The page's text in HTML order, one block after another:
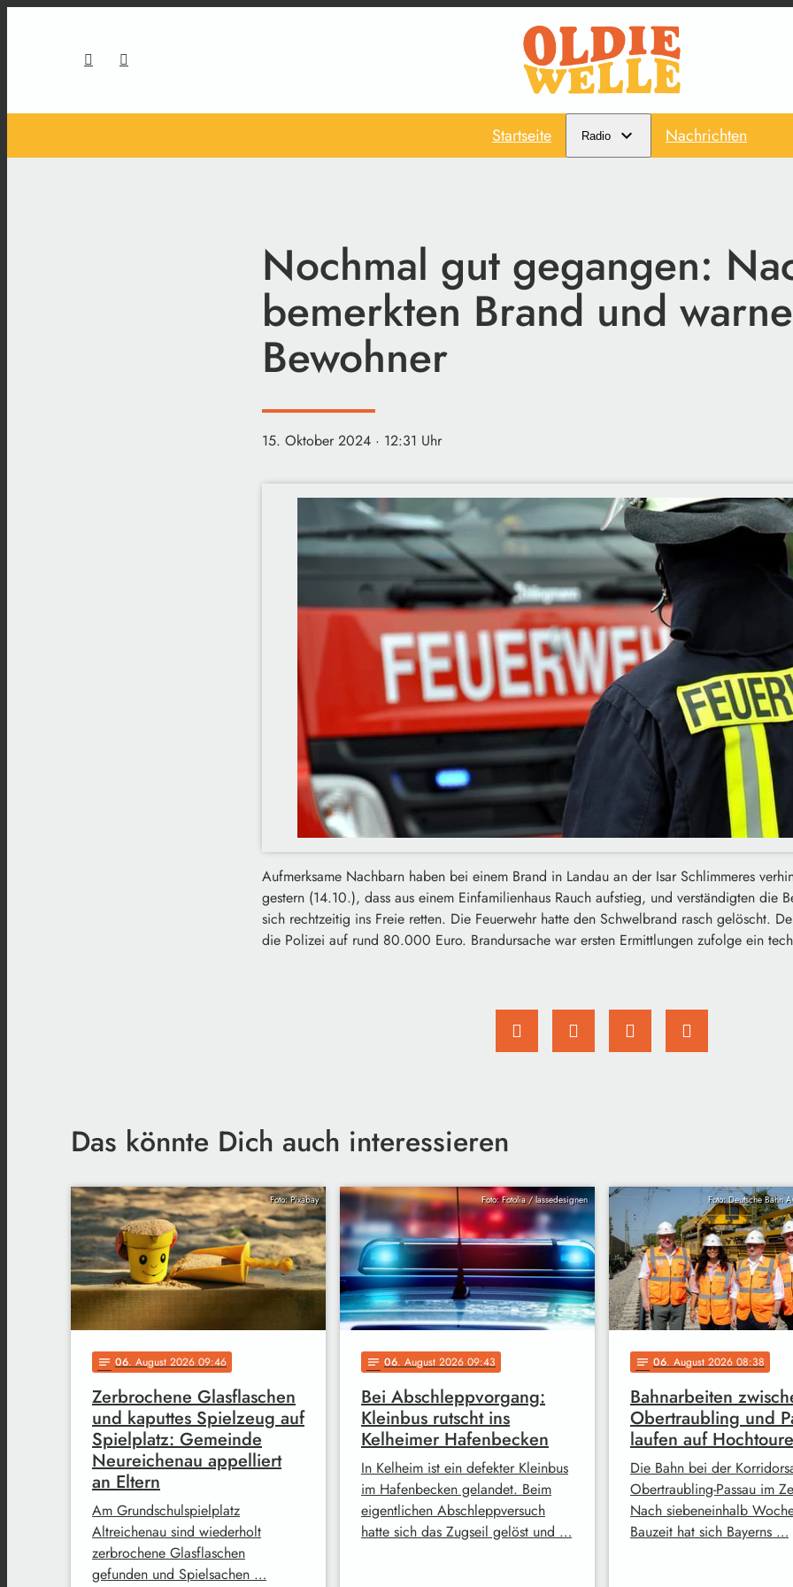
Startseite Radio Nachrichten
Nochmal gut gegangen:
bemerkten Brand und
Bewohner
15. Oktober 2024 · 12:31 Uhr
Aufmerksame Nachbarn haben bei einem Brand in Landau an der Isar Schlimmeres
gestern (14.10.), dass aus einem Einfamilienhaus Rauch aufstieg, und verständigten die
sich rechtzeitig ins Freie retten. Die Feuerwehr hatte den Schwelbrand rasch gelöscht.
die Polizei auf rund 80.000 Euro. Brandursache war ersten Ermittlungen zufolge ein
Das könnte Dich auch interessieren
Foto: Pixabay
notes 06. August 2026 09:46
Zerbrochene Glasflaschen
und kaputtes Spielzeug auf
Spielplatz: Gemeinde
Neureichenau appelliert
an Eltern
Am Grundschulspielplatz
Altreichenau sind wiederholt
zerbrochene Glasflaschen
gefunden und Spielsachen …
Foto: Fotolia / lassedesignen
notes 06. August 2026 09:43
Bei Abschleppvorgang:
Kleinbus rutscht ins
Kelheimer Hafenbecken
In Kelheim ist ein defekter Kleinbus
im Hafenbecken gelandet. Beim
eigentlichen Abschleppversuch
hatte sich das Zugseil gelöst und …
Foto: Deutsche Bahn
notes 06. August 2026 08:38
Bahnarbeiten
Obertraubling und
laufen auf
Die Bahn bei der
Obertraubling-Passau im
Nach siebeneinhalb
Bauzeit hat sich Bayerns …